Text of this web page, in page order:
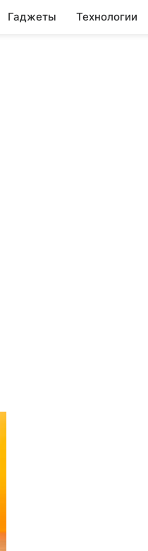
Гаджеты Технологии